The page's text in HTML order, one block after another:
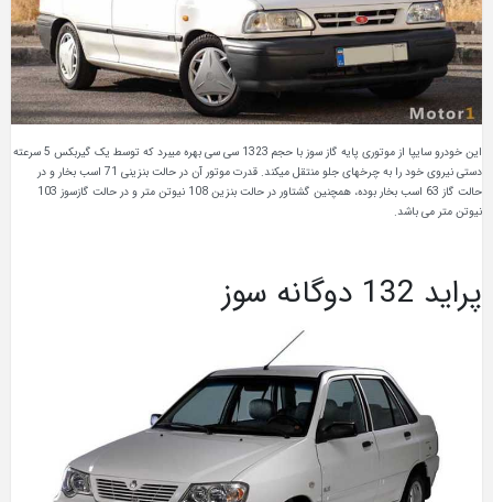
این خودرو سایپا از موتوری پایه گاز سوز با حجم 1323 سی سی بهره میبرد که توسط یک گیربکس 5 سرعته
دستی نیروی خود را به چرخهای جلو منتقل میکند. قدرت موتور آن در حالت بنزینی 71 اسب بخار و در
حالت گاز 63 اسب بخار بوده، همچنین گشتاور در حالت بنزین 108 نیوتن متر و در حالت گازسوز 103
نیوتن متر می باشد.
پراید 132 دوگانه سوز